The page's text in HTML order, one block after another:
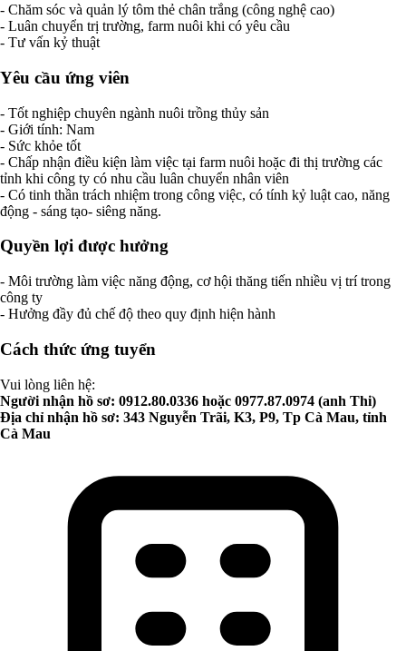
- Chăm sóc và quản lý tôm thẻ chân trắng (công nghệ cao)
- Luân chuyển trị trường, farm nuôi khi có yêu cầu
- Tư vấn kỷ thuật
Yêu cầu ứng viên
- Tốt nghiệp chuyên ngành nuôi trồng thủy sản
- Giới tính: Nam
- Sức khỏe tốt
- Chấp nhận điều kiện làm việc tại farm nuôi hoặc đi thị trường các
tỉnh khi công ty có nhu cầu luân chuyển nhân viên
- Có tinh thần trách nhiệm trong công việc, có tính kỷ luật cao, năng
động - sáng tạo- siêng năng.
Quyền lợi được hưởng
- Môi trường làm việc năng động, cơ hội thăng tiến nhiều vị trí trong
công ty
- Hưởng đầy đủ chế độ theo quy định hiện hành
Cách thức ứng tuyển
Vui lòng liên hệ:
Người nhận hồ sơ: 0912.80.0336 hoặc 0977.87.0974 (anh Thi)
Địa chỉ nhận hồ sơ: 343 Nguyễn Trãi, K3, P9, Tp Cà Mau, tỉnh
Cà Mau